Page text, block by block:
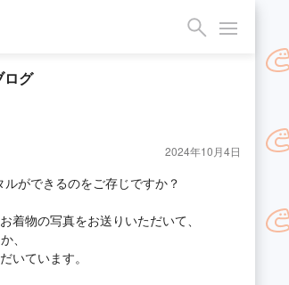
ログ
2024年10月4日
ができるのをご存じですか？
着物の写真をお送りいただいて、
、
いています。